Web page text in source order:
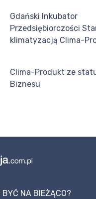
Gdański Inkubator
Przedsiębiorczości
klimatyzacją Clima-
Clima-Produkt ze
Biznesu
BYĆ NA BIEŻĄCO?